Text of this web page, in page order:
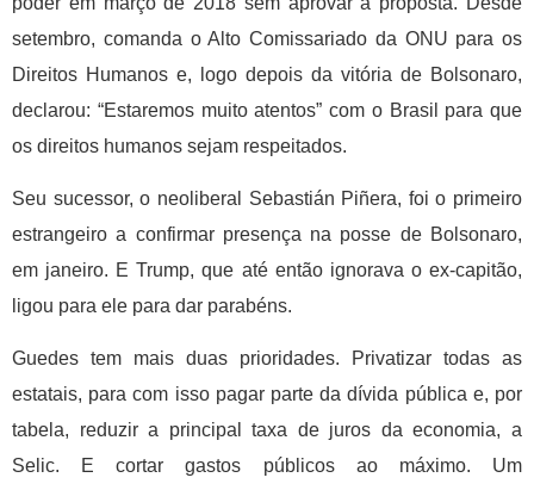
setembro, comanda o Alto Comissariado da ONU para os
Direitos Humanos e, logo depois da vitória de Bolsonaro,
declarou: “Estaremos muito atentos” com o Brasil para que
os direitos humanos sejam respeitados.
Seu sucessor, o neoliberal Sebastián Piñera, foi o primeiro
estrangeiro a confirmar presença na posse de Bolsonaro,
em janeiro. E Trump, que até então ignorava o ex-capitão,
ligou para ele para dar parabéns.
Guedes tem mais duas prioridades. Privatizar todas as
estatais, para com isso pagar parte da dívida pública e, por
tabela, reduzir a principal taxa de juros da economia, a
Selic. E cortar gastos públicos ao máximo. Um